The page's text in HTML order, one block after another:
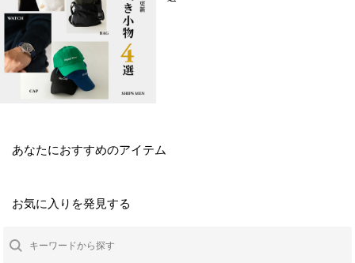
あなたにおすすめのアイテム
お気に入りを発見する